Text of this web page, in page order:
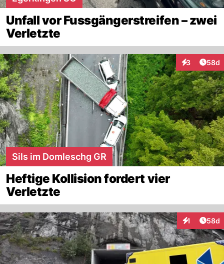
Unfall vor Fussgängerstreifen – zwei
Verletzte
3
Interaktionen
58d
Sils im Domleschg GR
Heftige Kollision fordert vier
Verletzte
1
Interaktionen
58d